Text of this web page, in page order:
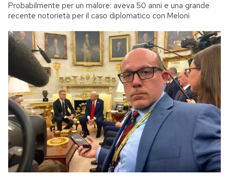
Probabilmente per un malore: aveva 50 anni e una grande
recente notorietà per il caso diplomatico con Meloni